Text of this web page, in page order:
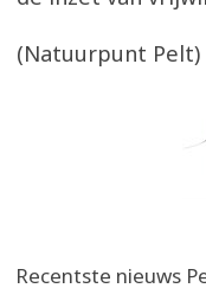
(Natuurpunt Pelt)
Recentste nieuws